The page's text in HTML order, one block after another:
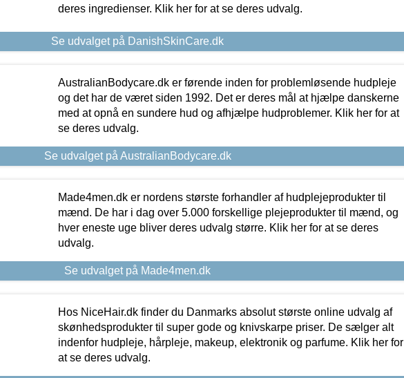
deres ingredienser. Klik her for at se deres udvalg.
Se udvalget på DanishSkinCare.dk
AustralianBodycare.dk er førende inden for problemløsende hudpleje
og det har de været siden 1992. Det er deres mål at hjælpe danskerne
med at opnå en sundere hud og afhjælpe hudproblemer. Klik her for at
se deres udvalg.
Se udvalget på AustralianBodycare.dk
Made4men.dk er nordens største forhandler af hudplejeprodukter til
mænd. De har i dag over 5.000 forskellige plejeprodukter til mænd, og
hver eneste uge bliver deres udvalg større. Klik her for at se deres
udvalg.
Se udvalget på Made4men.dk
Hos NiceHair.dk finder du Danmarks absolut største online udvalg af
skønhedsprodukter til super gode og knivskarpe priser. De sælger alt
indenfor hudpleje, hårpleje, makeup, elektronik og parfume. Klik her for
at se deres udvalg.